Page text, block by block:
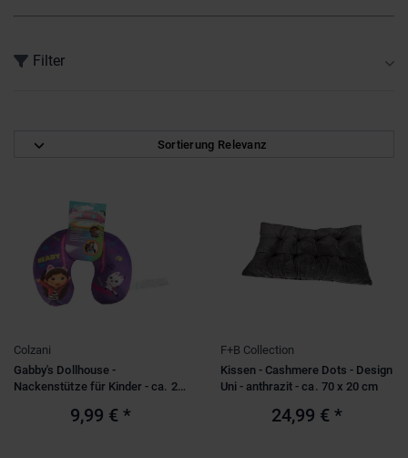
Filter
BESTTOY(1)
Mica Living(9)
Sheepworld(1)
Squishy Beanies(1)
Stars & Themen
Disney - Stitch
(3)
DreamWorks - Gabby's Dollhouse
Preis
Altersempfehlung
0-6 Monate (1)
2-3 Jahre(1)
Sortierung Relevanz
Colzani
Gabby's Dollhouse -
Nackenstütze für Kinder - ca. 28
9,99 € *
F+B Collection
Kissen - Cashmere Dots - Design
Uni - anthrazit - ca. 70 x 20 cm
24,99 € *